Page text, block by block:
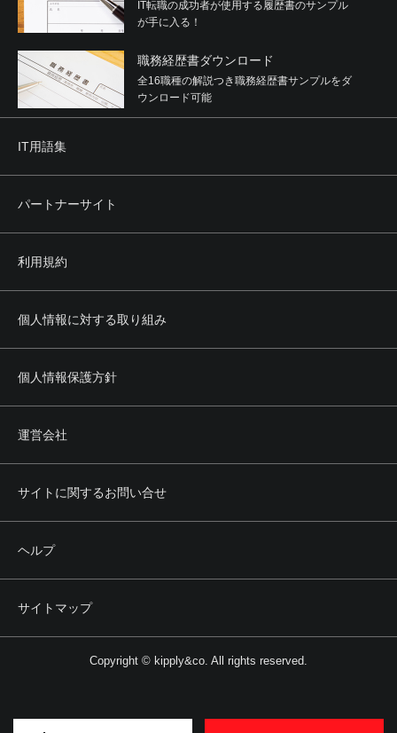
IT転職の成功者が使用する履歴書のサンプル
が手に入る！
職務経歴書ダウンロード
全16職種の解説つき職務経歴書サンプルをダ
ウンロード可能
IT用語集
パートナーサイト
利用規約
個人情報に対する取り組み
個人情報保護方針
運営会社
サイトに関するお問い合せ
ヘルプ
サイトマップ
Copyright © kipply&co. All rights reserved.